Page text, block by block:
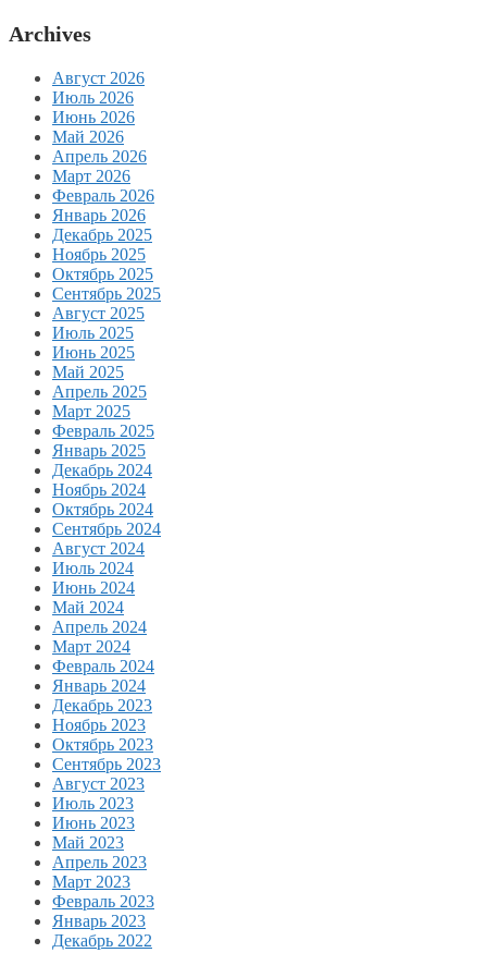
Archives
Август 2026
Июль 2026
Июнь 2026
Май 2026
Апрель 2026
Март 2026
Февраль 2026
Январь 2026
Декабрь 2025
Ноябрь 2025
Октябрь 2025
Сентябрь 2025
Август 2025
Июль 2025
Июнь 2025
Май 2025
Апрель 2025
Март 2025
Февраль 2025
Январь 2025
Декабрь 2024
Ноябрь 2024
Октябрь 2024
Сентябрь 2024
Август 2024
Июль 2024
Июнь 2024
Май 2024
Апрель 2024
Март 2024
Февраль 2024
Январь 2024
Декабрь 2023
Ноябрь 2023
Октябрь 2023
Сентябрь 2023
Август 2023
Июль 2023
Июнь 2023
Май 2023
Апрель 2023
Март 2023
Февраль 2023
Январь 2023
Декабрь 2022